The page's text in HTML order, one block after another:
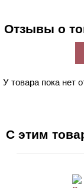
Отзывы о
У товара пока нет
С этим